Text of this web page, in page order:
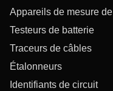
Appareils de mesure
Testeurs de batterie
Traceurs de câbles
Étalonneurs
Identifiants de circuit